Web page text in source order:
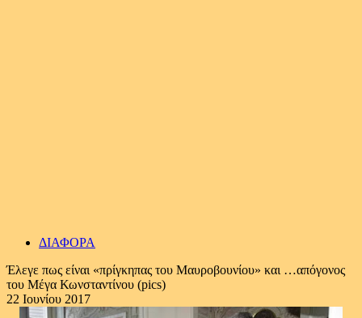
ΔΙΑΦΟΡΑ
Έλεγε πως είναι «πρίγκηπας του Μαυροβουνίου» και …απόγονος
του Μέγα Κωνσταντίνου (pics)
22 Ιουνίου 2017